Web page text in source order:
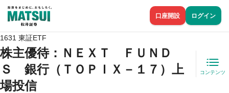
口座開設 ログイン
1631 東証ETF
株主優待：ＮＥＸＴ ＦＵＮＤ
Ｓ 銀行（ＴＯＰＩＸ－１７）上
場投信
コンテンツ